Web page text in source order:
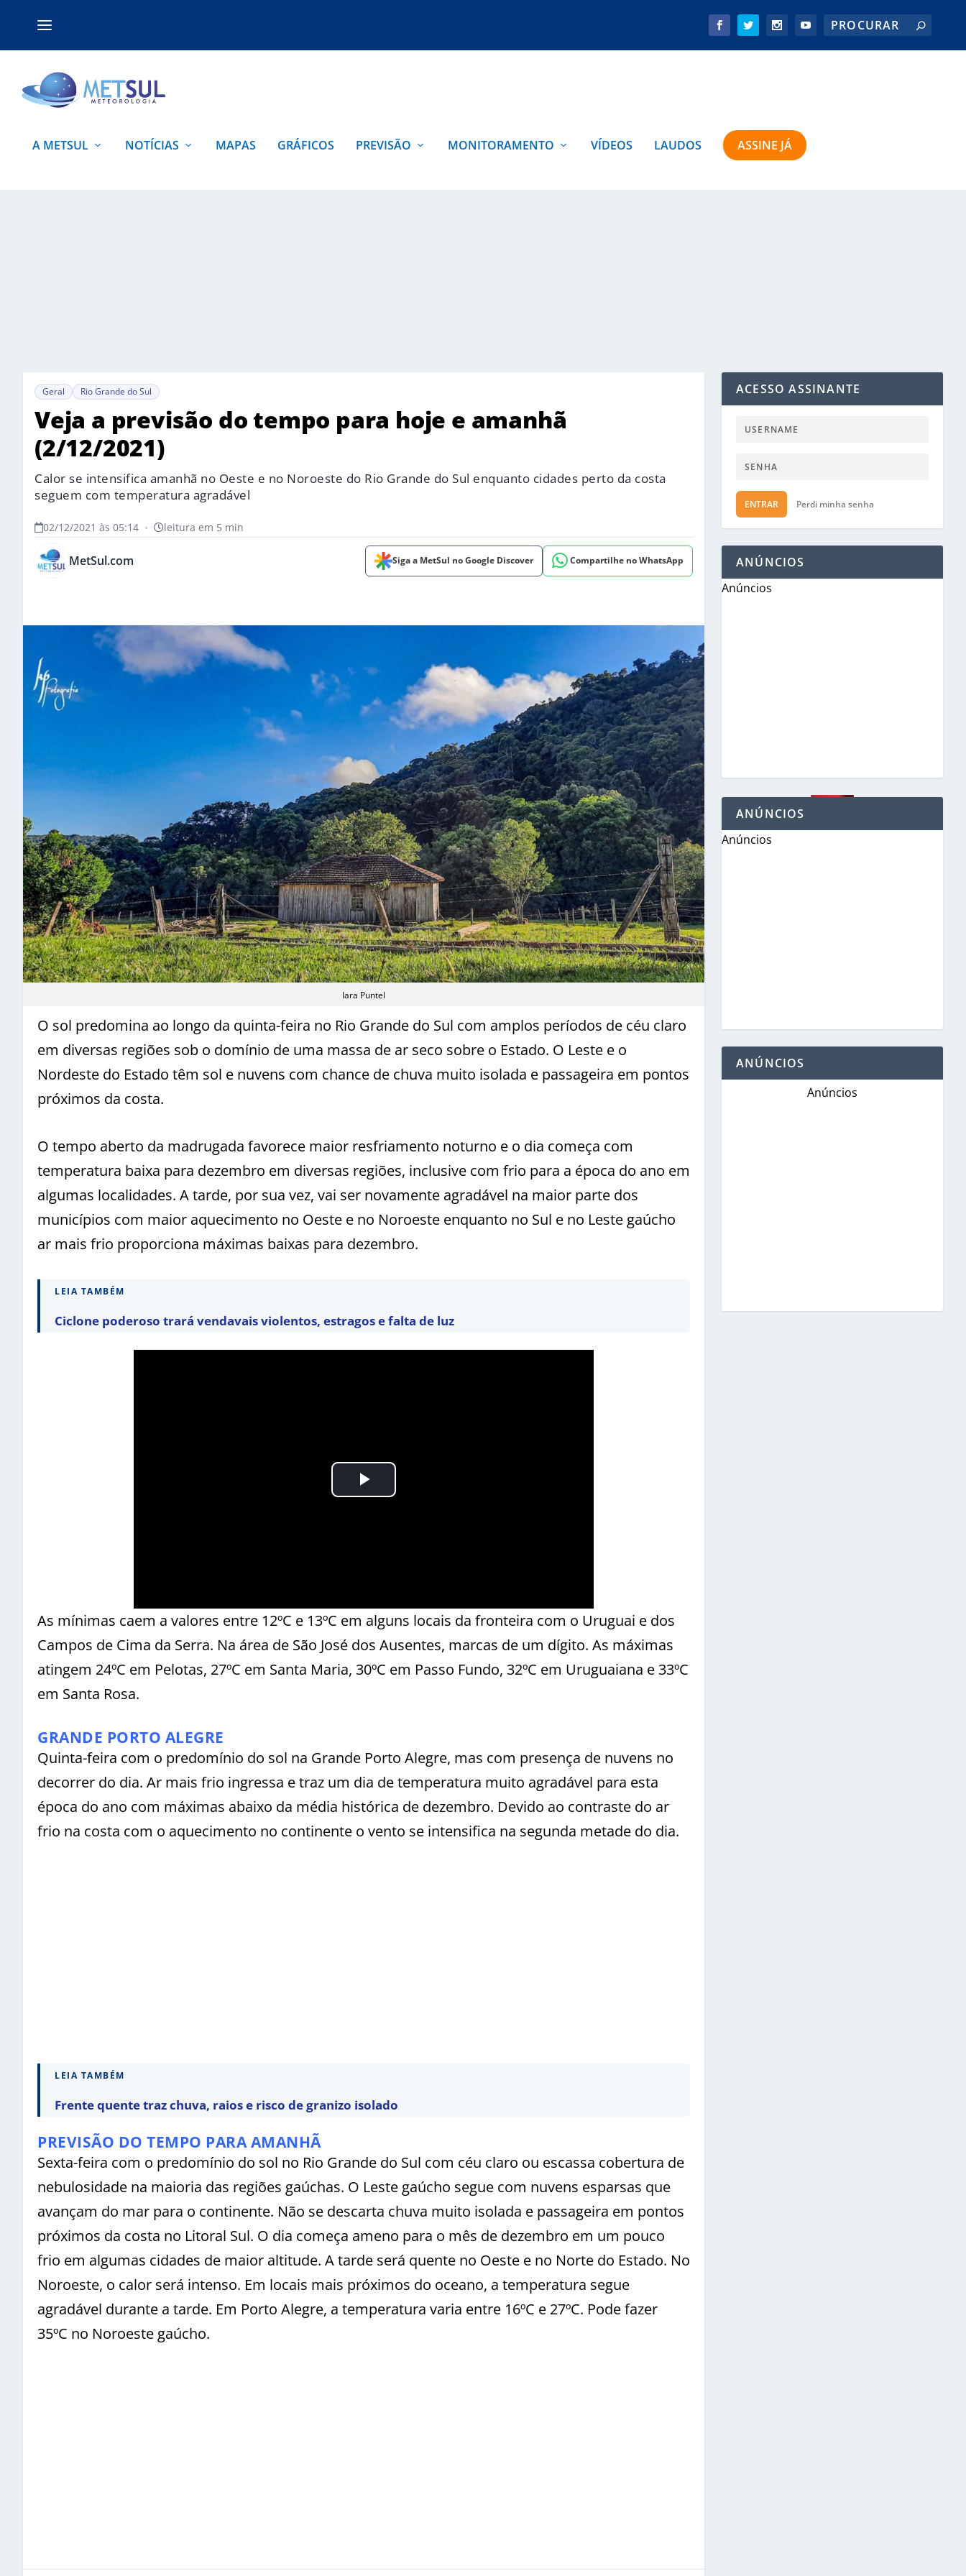
A METSUL NOTÍCIAS MAPAS GRÁFICOS PREVISÃO MONITORAMENTO VÍDEOS LAUDOS ASSINE JÁ
Geral Rio Grande do Sul
Veja a previsão do tempo para hoje e amanhã
(2/12/2021)
Calor se intensifica amanhã no Oeste e no Noroeste do Rio Grande do Sul enquanto cidades perto da costa
seguem com temperatura agradável
02/12/2021 às 05:14 • leitura em 5 min
MetSul.com Siga a MetSul no Google Discover Compartilhe no WhatsApp
Iara Puntel
O sol predomina ao longo da quinta-feira no Rio Grande do Sul com amplos períodos de céu claro
em diversas regiões sob o domínio de uma massa de ar seco sobre o Estado. O Leste e o
Nordeste do Estado têm sol e nuvens com chance de chuva muito isolada e passageira em pontos
próximos da costa.
O tempo aberto da madrugada favorece maior resfriamento noturno e o dia começa com
temperatura baixa para dezembro em diversas regiões, inclusive com frio para a época do ano em
algumas localidades. A tarde, por sua vez, vai ser novamente agradável na maior parte dos
municípios com maior aquecimento no Oeste e no Noroeste enquanto no Sul e no Leste gaúcho
ar mais frio proporciona máximas baixas para dezembro.
LEIA TAMBÉM
Ciclone poderoso trará vendavais violentos, estragos e falta de luz
As mínimas caem a valores entre 12ºC e 13ºC em alguns locais da fronteira com o Uruguai e dos
Campos de Cima da Serra. Na área de São José dos Ausentes, marcas de um dígito. As máximas
atingem 24ºC em Pelotas, 27ºC em Santa Maria, 30ºC em Passo Fundo, 32ºC em Uruguaiana e 33ºC
em Santa Rosa.
GRANDE PORTO ALEGRE
Quinta-feira com o predomínio do sol na Grande Porto Alegre, mas com presença de nuvens no
decorrer do dia. Ar mais frio ingressa e traz um dia de temperatura muito agradável para esta
época do ano com máximas abaixo da média histórica de dezembro. Devido ao contraste do ar
frio na costa com o aquecimento no continente o vento se intensifica na segunda metade do dia.
LEIA TAMBÉM
Frente quente traz chuva, raios e risco de granizo isolado
PREVISÃO DO TEMPO PARA AMANHÃ
Sexta-feira com o predomínio do sol no Rio Grande do Sul com céu claro ou escassa cobertura de
nebulosidade na maioria das regiões gaúchas. O Leste gaúcho segue com nuvens esparsas que
avançam do mar para o continente. Não se descarta chuva muito isolada e passageira em pontos
próximos da costa no Litoral Sul. O dia começa ameno para o mês de dezembro em um pouco
frio em algumas cidades de maior altitude. A tarde será quente no Oeste e no Norte do Estado. No
Noroeste, o calor será intenso. Em locais mais próximos do oceano, a temperatura segue
agradável durante a tarde. Em Porto Alegre, a temperatura varia entre 16ºC e 27ºC. Pode fazer
35ºC no Noroeste gaúcho.
ACESSO ASSINANTE
ENTRAR Perdi minha senha
ANÚNCIOS
Anúncios
ANÚNCIOS
Anúncios
ANÚNCIOS
Anúncios